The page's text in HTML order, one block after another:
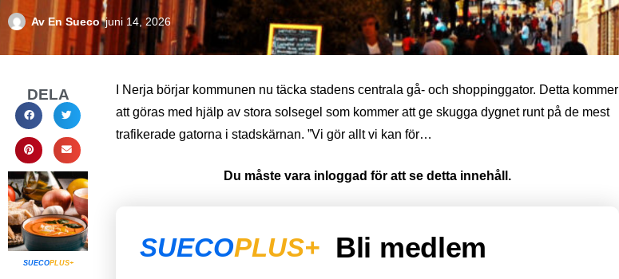
Av En Sueco juni 14, 2026
DELA
SUECOPLUS+
I Nerja börjar kommunen nu täcka stadens centrala gå- och shoppinggator. Detta kommer
att göras med hjälp av stora solsegel som kommer att ge skugga dygnet runt på de mest
trafikerade gatorna i stadskärnan. ”Vi gör allt vi kan för…
Du måste vara inloggad för att se detta innehåll.
SUECOPLUS+ Bli medlem